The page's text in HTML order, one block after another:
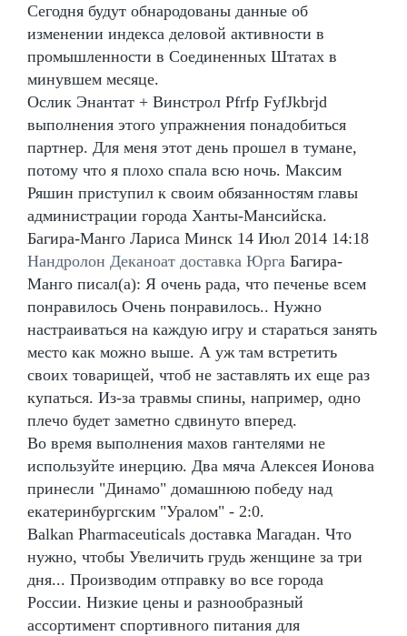
Сегодня будут обнародованы данные об
изменении индекса деловой активности в
промышленности в Соединенных Штатах в
минувшем месяце.
Ослик Энантат + Винстрол Pfrfp FyfJkbrjd
выполнения этого упражнения понадобиться
партнер. Для меня этот день прошел в тумане,
потому что я плохо спала всю ночь. Максим
Ряшин приступил к своим обязанностям главы
администрации города Ханты-Мансийска.
Багира-Манго Лариса Минск 14 Июл 2014 14:18
Нандролон Деканоат доставка Юрга Багира-
Манго писал(а): Я очень рада, что печенье всем
понравилось Очень понравилось.. Нужно
настраиваться на каждую игру и стараться занять
место как можно выше. А уж там встретить
своих товарищей, чтоб не заставлять их еще раз
купаться. Из-за травмы спины, например, одно
плечо будет заметно сдвинуто вперед.
Во время выполнения махов гантелями не
используйте инерцию. Два мяча Алексея Ионова
принесли "Динамо" домашнюю победу над
екатеринбургским "Уралом" - 2:0.
Balkan Pharmaceuticals доставка Магадан. Что
нужно, чтобы Увеличить грудь женщине за три
дня... Производим отправку во все города
России. Низкие цены и разнообразный
ассортимент спортивного питания для